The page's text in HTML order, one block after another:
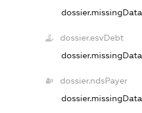
dossier.missingData
dossier.esvDebt
dossier.missingData
dossier.ndsPayer
dossier.missingData